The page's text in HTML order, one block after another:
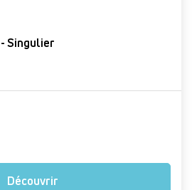
Receveur de douche - Singulier
Découvrir